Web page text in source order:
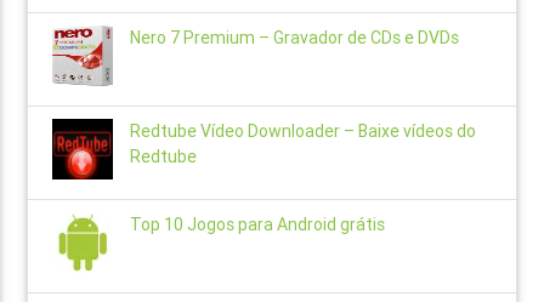
Nero 7 Premium – Gravador de CDs e DVDs
Redtube Vídeo Downloader – Baixe vídeos do
Redtube
Top 10 Jogos para Android grátis